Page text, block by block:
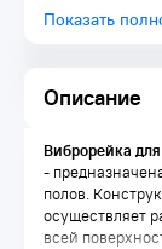
Описание
Показать
Виброрейка для
-
полов.
осуществляет
всей